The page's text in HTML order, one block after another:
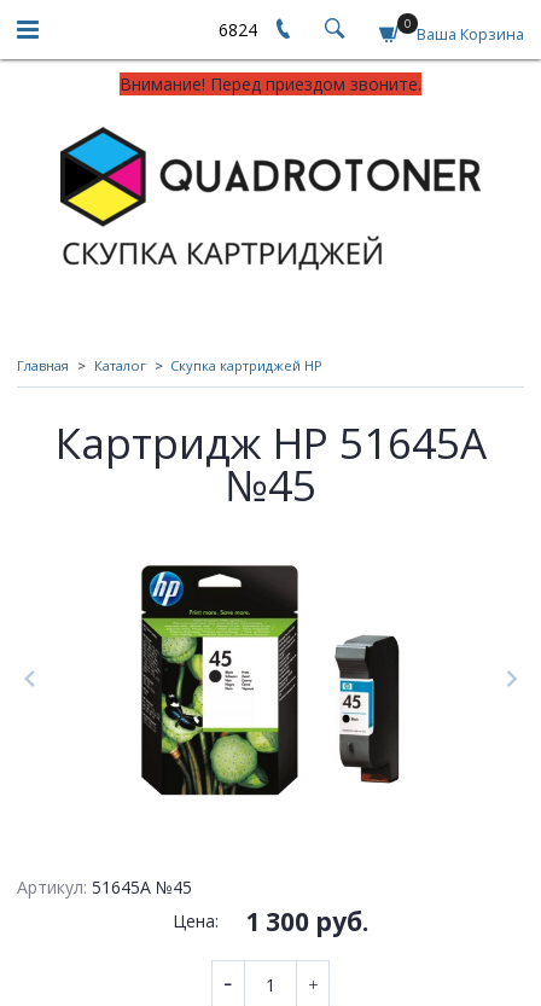
6824 0 Ваша Корзина
Внимание! Перед приездом звоните.
Главная Каталог Скупка картриджей HP
Картридж HP 51645A
№45
Артикул: 51645A №45
Цена:
1 300 руб.